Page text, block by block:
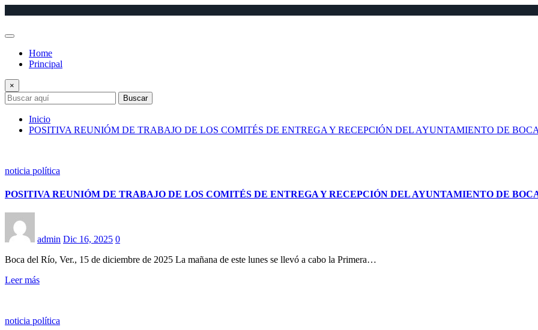
Home
Principal
×
Buscar
Inicio
POSITIVA REUNIÓM DE TRABAJO DE LOS COMITÉS DE ENTREGA Y RECEPCIÓN DEL AYUNTAMIENTO DE
noticia política
POSITIVA REUNIÓM DE TRABAJO DE LOS COMITÉS DE ENTREGA Y RECEPCIÓN DEL AYUNTAMIENTO DE
admin Dic 16, 2025 0
Boca del Río, Ver., 15 de diciembre de 2025 La mañana de este lunes se llevó a cabo la Primera…
Leer más
noticia política